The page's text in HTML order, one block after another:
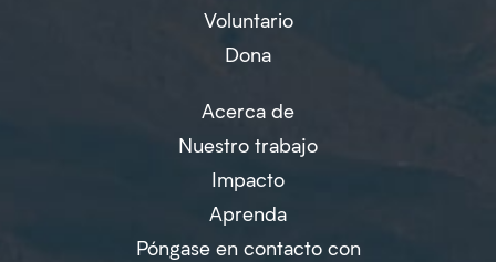
Voluntario
Dona
Acerca de
Nuestro trabajo
Impacto
Aprenda
Póngase en contacto con